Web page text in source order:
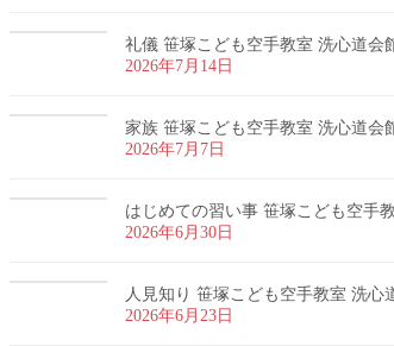
礼儀 笹塚こども空手教室 洗心道会
2026年7月14日
家族 笹塚こども空手教室 洗心道会
2026年7月7日
はじめての習い事 笹塚こども空手
2026年6月30日
人見知り 笹塚こども空手教室 洗心
2026年6月23日